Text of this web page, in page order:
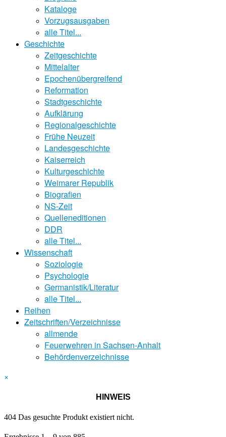
Kataloge
Vorzugsausgaben
alle Titel...
Geschichte
Zeitgeschichte
Mittelalter
Epochenübergreifend
Reformation
Stadtgeschichte
Aufklärung
Regionalgeschichte
Frühe Neuzeit
Landesgeschichte
Kaiserreich
Kulturgeschichte
Weimarer Republik
Biografien
NS-Zeit
Quelleneditionen
DDR
alle Titel...
Wissenschaft
Soziologie
Psychologie
Germanistik/Literatur
alle Titel...
Reihen
Zeitschriften/Verzeichnisse
allmende
Feuerwehren in Sachsen-Anhalt
Behördenverzeichnisse
×
HINWEIS
404 Das gesuchte Produkt existiert nicht.